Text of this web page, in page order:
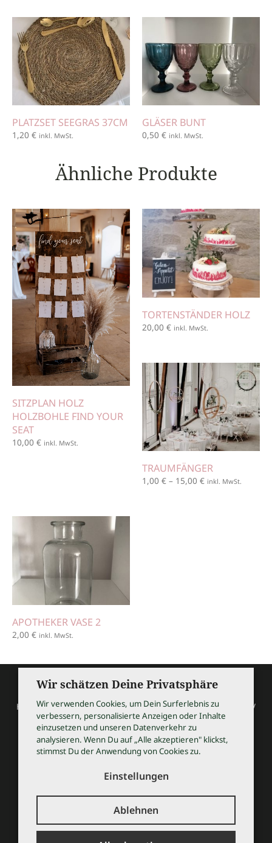
PLATZSET SEEGRAS 37CM
1,20 € inkl. MwSt.
GLÄSER BUNT
0,50 € inkl. MwSt.
Ähnliche Produkte
SITZPLAN HOLZ
HOLZBOHLE FIND YOUR
SEAT
10,00 € inkl. MwSt.
TORTENSTÄNDER HOLZ
20,00 € inkl. MwSt.
TRAUMFÄNGER
1,00 € – 15,00 € inkl. MwSt.
APOTHEKER VASE 2
2,00 € inkl. MwSt.
HOCHZEITSSHOPPING / Thomas Bauer / Meßmerstraße 32 /
97508 Grettstadt
Tel 09729 9099504 / info@hochzeitsshopping.com
AGB
IMPRESSUM
KONTAKT
© 2026 HOCHZEITSSHOPPING
Wir schätzen Deine Privatsphäre
Wir verwenden Cookies, um Dein Surferlebnis zu
verbessern, personalisierte Anzeigen oder Inhalte
einzusetzen und unseren Datenverkehr zu
analysieren. Wenn Du auf „Alle akzeptieren" klickst,
stimmst Du der Anwendung von Cookies zu.
Einstellungen
Ablehnen